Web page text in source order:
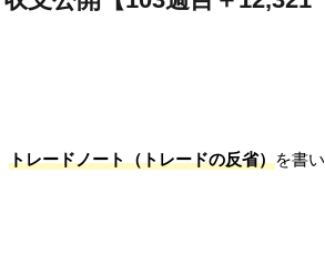
トレードノート（トレードの反省）を書い